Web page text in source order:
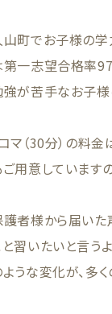
町でお子様の学
第一志望合格率
強が苦手なお子様
マ（30分）の料
用意しています
者様から届いた
と習いたいと言う
ような変化が、多